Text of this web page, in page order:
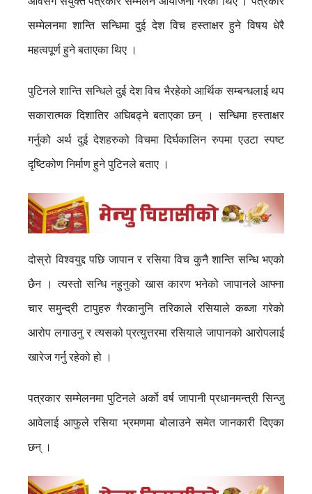
सम्मेलनमा शान्ति सन्धिमा दुई देश विच हस्ताक्षर हुने विषय धेरै
महत्वपूर्ण हुने बताएका थिए ।
पुटिनले शान्ति सन्धिले दुई देश विच भैरहेको आर्थिक सम्बन्धलाई थप
सकारात्मक दिशातिर अघिबढ्ने बताएका छन् । सन्धिमा हस्ताक्षर
गर्नुको अर्थ दुई देशहरुको विचमा दिर्घकालिन रुपमा एउटा स्पष्ट
दृष्टिकोण निर्माण हुने पुटिनले बताए ।
दोस्रो विश्वयुद्द पछि जापान र रसिया विच कुनै शान्ति सन्धि भएको
छैन । त्यस्तो सन्धि नहुनुको खास कारण भनेको जापानले आफ्ना
चार समुन्द्री टापुहरु गैरकानुनि तरिकाले रसियाले कब्जा गरेको
आरोप लगाउनु र त्यसको प्रत्युत्तरमा रसियाले जापानको आरोपलाई
खारेज गर्नु रहेको हो ।
पत्रकार सम्मेलनमा पुटिनले अर्को वर्ष जापानी प्रधानमन्त्री सिन्जु
आवेलाई आफुले रसिया भ्रमणमा बोलाउने समेत जानकारी दिएका
छन् ।